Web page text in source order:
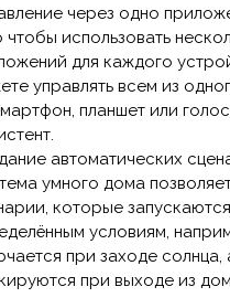
через одно
чтобы использовать
для каждого
управлять всем из
планшет или
автоматических
умного дома
которые
условиям,
при заходе солнца,
при выходе из